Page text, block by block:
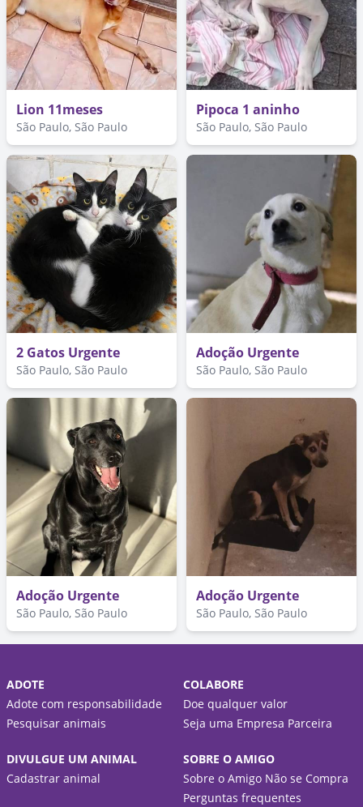
Lion 11meses
São Paulo, São Paulo
Pipoca 1 aninho
São Paulo, São Paulo
2 Gatos Urgente
São Paulo, São Paulo
Adoção Urgente
São Paulo, São Paulo
Adoção Urgente
São Paulo, São Paulo
Adoção Urgente
São Paulo, São Paulo
ADOTE
Adote com responsabilidade
Pesquisar animais
COLABORE
Doe qualquer valor
Seja uma Empresa Parceira
DIVULGUE UM ANIMAL
Cadastrar animal
SOBRE O AMIGO
Sobre o Amigo Não se Compra
Perguntas frequentes